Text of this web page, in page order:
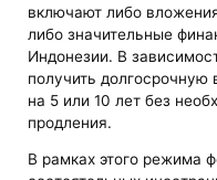
включают либо
либо значительные
Индонезии. В
получить
на 5 или 10 лет без
продления.
В рамках этого режима